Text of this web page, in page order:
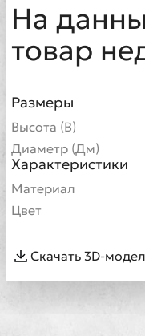
На
товар
Размеры
Высота (В)
Диаметр (Дм)
Характеристики
Материал
Цвет
Скачать 3D-